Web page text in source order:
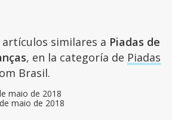
artículos similares a Piadas de
, en la categoría de Piadas
Brasil.
maio de 2018
maio de 2018